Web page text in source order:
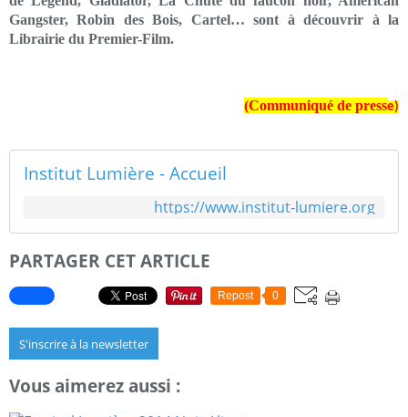
Gangster, Robin des Bois, Cartel… sont à découvrir à la
Librairie du Premier-Film.
(Communiqué de presse)
Institut Lumière - Accueil
https://www.institut-lumiere.org
PARTAGER CET ARTICLE
Repost 0
S'inscrire à la newsletter
Vous aimerez aussi :